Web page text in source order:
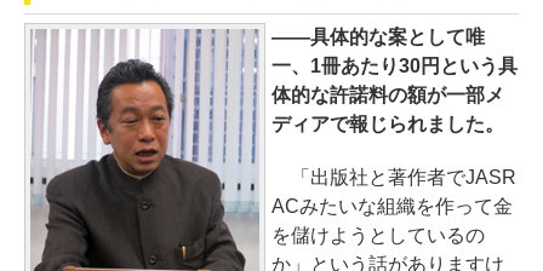
――具体的な案として唯
一、1冊あたり30円という具
体的な許諾料の額が一部メ
ディアで報じられました。
「出版社と著作者でJASR
ACみたいな組織を作って金
を儲けようとしているの
か」という話がありますけ